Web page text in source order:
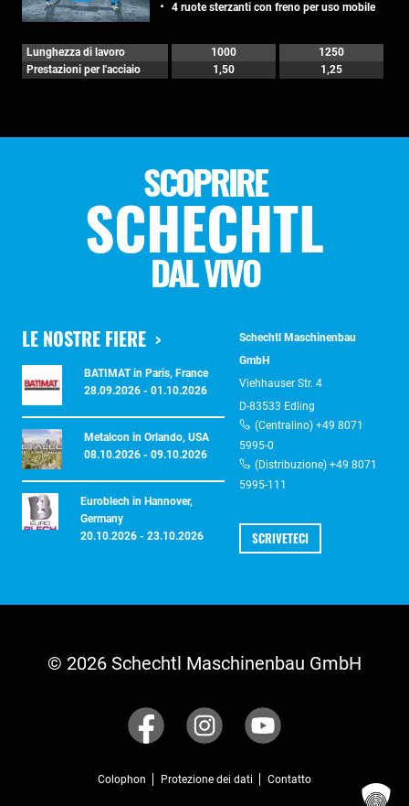
4 ruote sterzanti con freno per uso mobile
Lunghezza di lavoro 1000
1250
Prestazioni per l'acciaio
1,50 1,25
SCOPRIRE
SCHECHTL
DAL VIVO
LE NOSTRE FIERE
BATIMAT in Paris, France
28.09.2026 - 01.10.2026
Metalcon in Orlando, USA
08.10.2026 - 09.10.2026
Euroblech in Hannover,
Germany
20.10.2026 - 23.10.2026
Schechtl Maschinenbau
GmbH
Viehhauser Str. 4
D-83533 Edling
(Centralino) +49 8071
5995-0
(Distribuzione) +49 8071
5995-111
SCRIVETECI
© 2026 Schechtl Maschinenbau GmbH
Colophon Protezione dei dati Contatto